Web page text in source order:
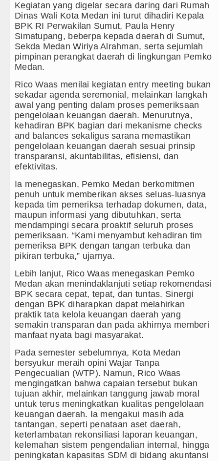
Tak Toleransi Penyalahgunaan Wewenang
Sebagai Gay Salah Kaprah dan Ngawur
Persahabatan di Dublin 5 Agustus 2026
Laga Persahabatan di Hong Kong
Sumut Hadiri Revitalisasi TK Kemala Bhayangkari
di Binjai
Kegiatan yang digelar secara daring dari Rumah
Dinas Wali Kota Medan ini turut dihadiri Kepala
BPK RI Perwakilan Sumut, Paula Henry
Simatupang, beberpa kepada daerah di Sumut,
Sekda Medan Wiriya Alrahman, serta sejumlah
pimpinan perangkat daerah di lingkungan Pemko
Medan.
Rico Waas menilai kegiatan entry meeting bukan
sekadar agenda seremonial, melainkan langkah
awal yang penting dalam proses pemeriksaan
pengelolaan keuangan daerah. Menurutnya,
kehadiran BPK bagian dari mekanisme checks
and balances sekaligus sarana memastikan
pengelolaan keuangan daerah sesuai prinsip
transparansi, akuntabilitas, efisiensi, dan
efektivitas.
Ia menegaskan, Pemko Medan berkomitmen
penuh untuk memberikan akses seluas-luasnya
kepada tim pemeriksa terhadap dokumen, data,
maupun informasi yang dibutuhkan, serta
mendampingi secara proaktif seluruh proses
pemeriksaan. “Kami menyambut kehadiran tim
pemeriksa BPK dengan tangan terbuka dan
pikiran terbuka,” ujarnya.
Lebih lanjut, Rico Waas menegaskan Pemko
Medan akan menindaklanjuti setiap rekomendasi
BPK secara cepat, tepat, dan tuntas. Sinergi
dengan BPK diharapkan dapat melahirkan
praktik tata kelola keuangan daerah yang
semakin transparan dan pada akhirnya memberi
manfaat nyata bagi masyarakat.
Pada semester sebelumnya, Kota Medan
bersyukur meraih opini Wajar Tanpa
Pengecualian (WTP). Namun, Rico Waas
mengingatkan bahwa capaian tersebut bukan
tujuan akhir, melainkan tanggung jawab moral
untuk terus meningkatkan kualitas pengelolaan
keuangan daerah. Ia mengakui masih ada
tantangan, seperti penataan aset daerah,
keterlambatan rekonsiliasi laporan keuangan,
kelemahan sistem pengendalian internal, hingga
peningkatan kapasitas SDM di bidang akuntansi